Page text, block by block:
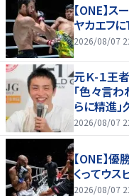
【ONE】
ヤカエフ
2026/08/07
元Ｋ-１王
「色々言
らに精進
2026/08/07
【ONE】
くってウス
2026/08/07